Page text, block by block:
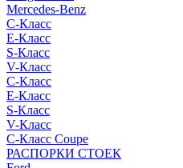
Mercedes-Benz
C-Класс
E-Класс
S-Класс
V-Класс
C-Класс
E-Класс
S-Класс
V-Класс
C-Класс Coupe
РАСПОРКИ СТОЕК